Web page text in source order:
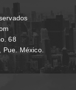
68
México.